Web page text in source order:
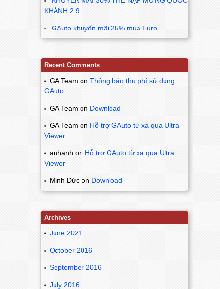
KHÁNH 2.9
GAuto khuyến mãi 25% mùa Euro
Recent Comments
GA Team on Thông báo thu phí sử dụng
GAuto
GA Team on Download
GA Team on Hỗ trợ GAuto từ xa qua Ultra
Viewer
anhanh on Hỗ trợ GAuto từ xa qua Ultra
Viewer
Minh Đức on Download
Archives
June 2021
October 2016
September 2016
July 2016